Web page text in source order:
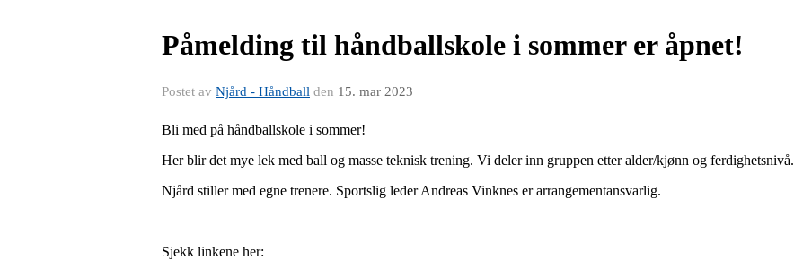
Påmelding til håndballskole i sommer er åpnet!
Postet av Njård - Håndball den 15. mar 2023
Bli med på håndballskole i sommer!
Her blir det mye lek med ball og masse teknisk trening. Vi deler inn gruppen etter alder/kjønn og ferdighetsnivå.
Njård stiller med egne trenere. Sportslig leder Andreas Vinknes er arrangementansvarlig.
Sjekk linkene her: